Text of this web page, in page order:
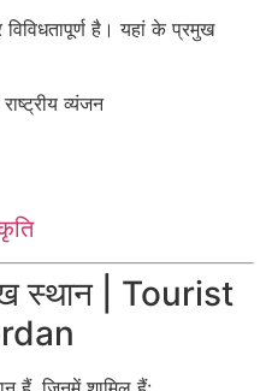
विविधतापूर्ण है। यहां के प्रमुख
व्यंजन
स्थान | Tourist